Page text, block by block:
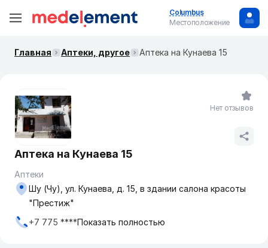
Columbus
Местоположение
Главная Аптеки, другое Аптека на Кунаева 15
Аптека на Кунаева 15
Аптеки
Шу (Чу), ул. Кунаева, д. 15, в здании салона красоты
"Престиж"
+7 775 ****Показать полностью
Нет отзывов